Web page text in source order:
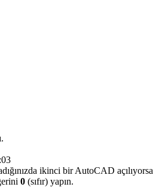
ikinci bir AutoCAD açılıyorsa
0 (sıfır) yapın.